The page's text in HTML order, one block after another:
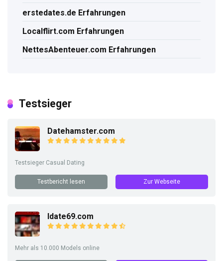
erstedates.de Erfahrungen
Localflirt.com Erfahrungen
NettesAbenteuer.com Erfahrungen
Testsieger
Datehamster.com
Testsieger Casual Dating
Testbericht lesen Zur Webseite
Idate69.com
Mehr als 10.000 Models online